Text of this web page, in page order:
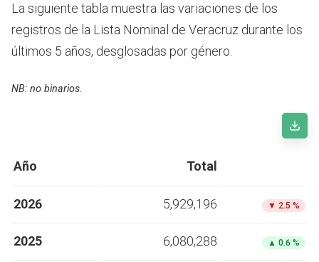
La siguiente tabla muestra las variaciones de los
registros de la Lista Nominal de Veracruz durante los
últimos 5 años, desglosadas por género.
NB: no binarios.
Año Total
2026 5,929,196 ▼ 2.5 %
2025 6,080,288 ▲ 0.6 %